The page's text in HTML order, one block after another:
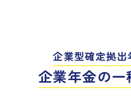
企業型確定拠出
企業年金の一